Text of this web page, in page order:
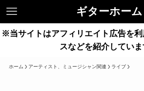
ギターホーム
※当サイトはアフィリエイト広告を
スなどを紹介していま
ホーム アーティスト、ミュージシャン関連 ライブ